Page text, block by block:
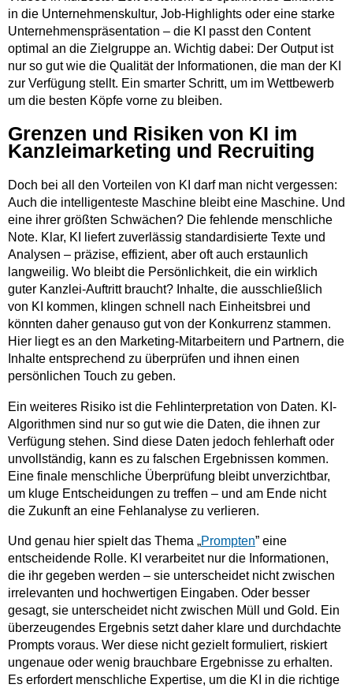
in die Unternehmenskultur, Job-Highlights oder eine starke
Unternehmenspräsentation – die KI passt den Content
optimal an die Zielgruppe an. Wichtig dabei: Der Output ist
nur so gut wie die Qualität der Informationen, die man der KI
zur Verfügung stellt. Ein smarter Schritt, um im Wettbewerb
um die besten Köpfe vorne zu bleiben.
Grenzen und Risiken von KI im
Kanzleimarketing und Recruiting
Doch bei all den Vorteilen von KI darf man nicht vergessen:
Auch die intelligenteste Maschine bleibt eine Maschine. Und
eine ihrer größten Schwächen? Die fehlende menschliche
Note. Klar, KI liefert zuverlässig standardisierte Texte und
Analysen – präzise, effizient, aber oft auch erstaunlich
langweilig. Wo bleibt die Persönlichkeit, die ein wirklich
guter Kanzlei-Auftritt braucht? Inhalte, die ausschließlich
von KI kommen, klingen schnell nach Einheitsbrei und
könnten daher genauso gut von der Konkurrenz stammen.
Hier liegt es an den Marketing-Mitarbeitern und Partnern, die
Inhalte entsprechend zu überprüfen und ihnen einen
persönlichen Touch zu geben.
Ein weiteres Risiko ist die Fehlinterpretation von Daten. KI-
Algorithmen sind nur so gut wie die Daten, die ihnen zur
Verfügung stehen. Sind diese Daten jedoch fehlerhaft oder
unvollständig, kann es zu falschen Ergebnissen kommen.
Eine finale menschliche Überprüfung bleibt unverzichtbar,
um kluge Entscheidungen zu treffen – und am Ende nicht
die Zukunft an eine Fehlanalyse zu verlieren.
Und genau hier spielt das Thema „Prompten” eine
entscheidende Rolle. KI verarbeitet nur die Informationen,
die ihr gegeben werden – sie unterscheidet nicht zwischen
irrelevanten und hochwertigen Eingaben. Oder besser
gesagt, sie unterscheidet nicht zwischen Müll und Gold. Ein
überzeugendes Ergebnis setzt daher klare und durchdachte
Prompts voraus. Wer diese nicht gezielt formuliert, riskiert
ungenaue oder wenig brauchbare Ergebnisse zu erhalten.
Es erfordert menschliche Expertise, um die KI in die richtige